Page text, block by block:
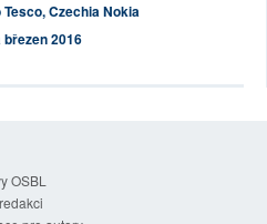
Czechia Nokia
2016
OSBL